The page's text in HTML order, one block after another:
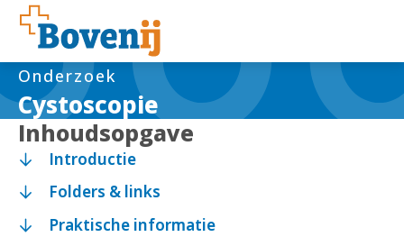
Cystoscopie
Onderzoek
Inhoudsopgave
Introductie
Folders & links
Praktische informatie